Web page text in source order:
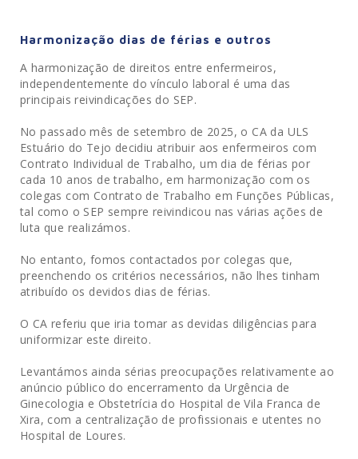
Harmonização dias de férias e outros
A harmonização de direitos entre enfermeiros,
independentemente do vínculo laboral é uma das
principais reivindicações do SEP.
No passado mês de setembro de 2025, o CA da ULS
Estuário do Tejo decidiu atribuir aos enfermeiros com
Contrato Individual de Trabalho, um dia de férias por
cada 10 anos de trabalho, em harmonização com os
colegas com Contrato de Trabalho em Funções Públicas,
tal como o SEP sempre reivindicou nas várias ações de
luta que realizámos.
No entanto, fomos contactados por colegas que,
preenchendo os critérios necessários, não lhes tinham
atribuído os devidos dias de férias.
O CA referiu que iria tomar as devidas diligências para
uniformizar este direito.
Levantámos ainda sérias preocupações relativamente ao
anúncio público do encerramento da Urgência de
Ginecologia e Obstetrícia do Hospital de Vila Franca de
Xira, com a centralização de profissionais e utentes no
Hospital de Loures.